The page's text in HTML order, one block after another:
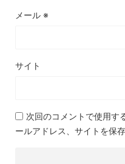
メール ※
サイト
次回のコメントで使用す
ールアドレス、サイトを保存